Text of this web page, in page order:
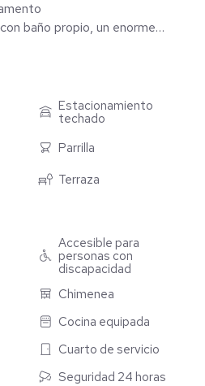
baño propio, un enorme
Estacionamiento
techado
Parrilla
Terraza
Accesible para
personas con
discapacidad
Chimenea
Cocina equipada
Cuarto de servicio
Seguridad 24 horas